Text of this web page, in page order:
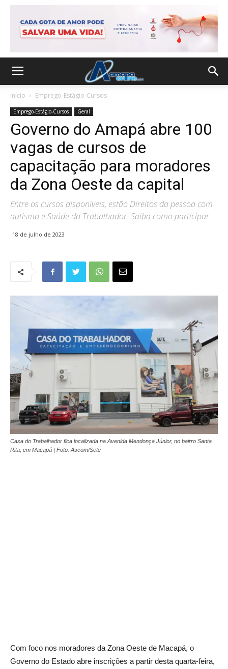
Início Emprego-Estágio-Cursos
Emprego-Estágio-Cursos Geral
Governo do Amapá abre 100
vagas de cursos de
capacitação para moradores
da Zona Oeste da capital
Entre os cursos disponíveis, estão Direitos da pessoa com
autismo e Saúde do Trabalhador. Saiba como participar.
18 de julho de 2023
Casa do Trabalhador fica localizada na Avenida Mendonça Júnior, no bairro Santa
Rita, em Macapá | Foto: Ascom/Sete
Com foco nos moradores da Zona Oeste de Macapá, o
Governo do Estado abre inscrições a partir desta quarta-feira,